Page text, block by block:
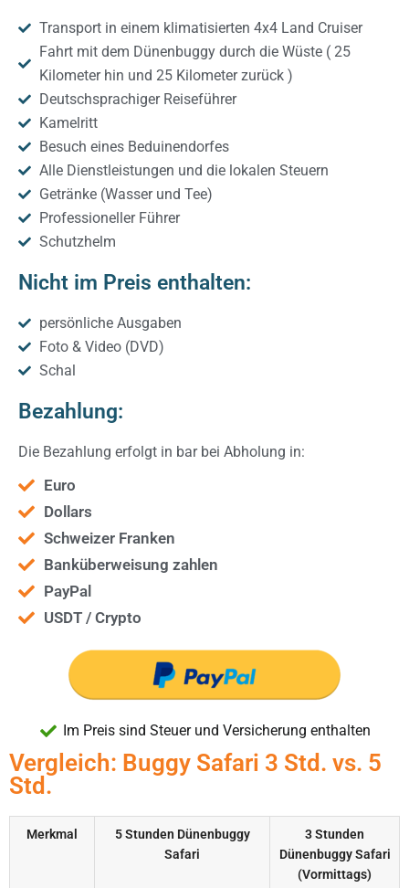
Transport in einem klimatisierten 4x4 Land Cruiser
Fahrt mit dem Dünenbuggy durch die Wüste ( 25
Kilometer hin und 25 Kilometer zurück )
Deutschsprachiger Reiseführer
Kamelritt
Besuch eines Beduinendorfes
Alle Dienstleistungen und die lokalen Steuern
Getränke (Wasser und Tee)
Professioneller Führer
Schutzhelm
Nicht im Preis enthalten:
persönliche Ausgaben
Foto & Video (DVD)
Schal
Bezahlung:
Die Bezahlung erfolgt in bar bei Abholung in:
Euro
Dollars
Schweizer Franken
Banküberweisung zahlen
PayPal
USDT / Crypto
Im Preis sind Steuer und Versicherung enthalten
Vergleich: Buggy Safari 3 Std. vs. 5
Std.
Merkmal
5 Stunden Dünenbuggy
Safari
3 Stunden
Dünenbuggy Safari
(Vormittags)